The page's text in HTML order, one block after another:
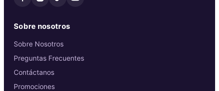
Sobre nosotros
Sobre Nosotros
Preguntas Frecuentes
Contáctanos
Promociones